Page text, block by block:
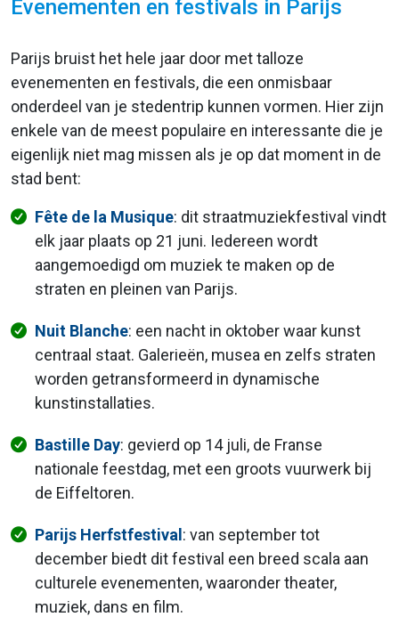
Evenementen en festivals in Parijs
Parijs bruist het hele jaar door met talloze
evenementen en festivals, die een onmisbaar
onderdeel van je stedentrip kunnen vormen. Hier zijn
enkele van de meest populaire en interessante die je
eigenlijk niet mag missen als je op dat moment in de
stad bent:
Fête de la Musique: dit straatmuziekfestival vindt
elk jaar plaats op 21 juni. Iedereen wordt
aangemoedigd om muziek te maken op de
straten en pleinen van Parijs.
Nuit Blanche: een nacht in oktober waar kunst
centraal staat. Galerieën, musea en zelfs straten
worden getransformeerd in dynamische
kunstinstallaties.
Bastille Day: gevierd op 14 juli, de Franse
nationale feestdag, met een groots vuurwerk bij
de Eiffeltoren.
Parijs Herfstfestival: van september tot
december biedt dit festival een breed scala aan
culturele evenementen, waaronder theater,
muziek, dans en film.